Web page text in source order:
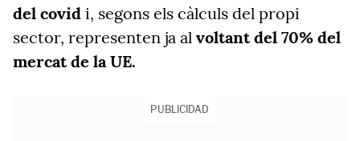
del covid i, segons els càlculs del propi
sector, representen ja al voltant del 70% del
mercat de la UE.
PUBLICIDAD